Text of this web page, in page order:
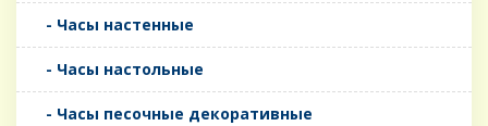
- Часы настенные
- Часы настольные
- Часы песочные декоративные